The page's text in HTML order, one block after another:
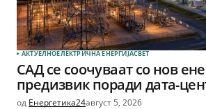
АКТУЕЛНОЕЛЕКТРИЧНА ЕНЕРГИЈАСВЕТ
САД се соочуваат со нов
предизвик поради дата-
од Енергетика24август 5, 2026